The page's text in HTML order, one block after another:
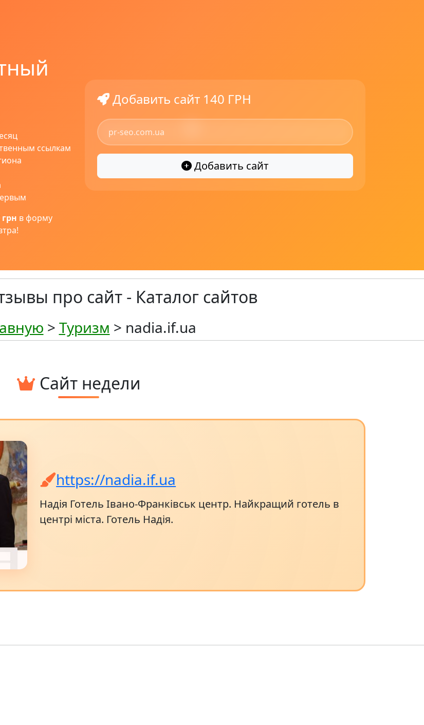
ссылкам
в форму
Добавить сайт 140 ГРН
Добавить сайт
про сайт - Каталог сайтов
> Туризм > nadia.if.ua
Сайт недели
https://nadia.if.ua
Надія Готель Івано-Франківськ центр. Найкращий готель в
центрі міста. Готель Надія.